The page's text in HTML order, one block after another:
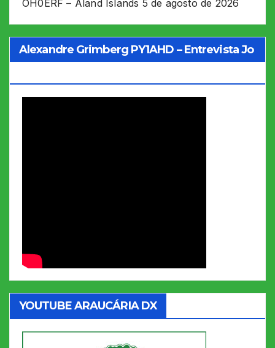
OH0ERF – Aland Islands 5 de agosto de 2026
Alexandre Grimberg PY1AHD – Entrevista Jo
YOUTUBE ARAUCÁRIA DX